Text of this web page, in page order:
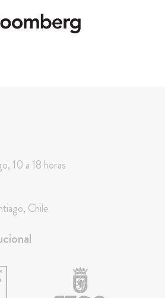
10 a 18 horas
Chile